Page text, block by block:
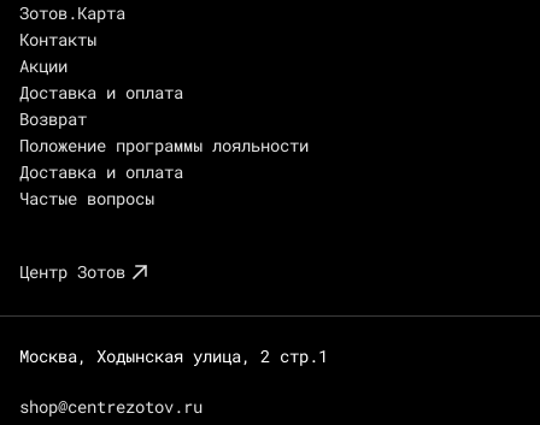
Зотов.Карта
Контакты
Акции
Доставка и оплата
Возврат
Положение программы лояльности
Доставка и оплата
Частые вопросы
Центр Зотов
Москва, Ходынская улица, 2 стр.1
shop@centrezotov.ru